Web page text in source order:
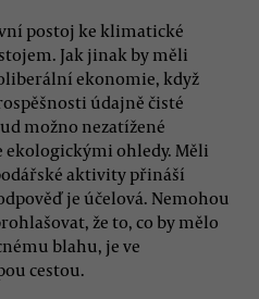
postoj ke klimatické
Jak jinak by měli
ekonomie, když
údajně čisté
možno nezatížené
ekologickými ohledy. Měli
aktivity přináší
je účelová. Nemohou
že to, co by mělo
blahu, je ve
cestou.